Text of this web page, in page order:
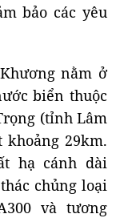
bảo các yêu
nằm ở
biển thuộc
(tỉnh Lâm
29km.
hạ cánh dài
chủng loại
và tương